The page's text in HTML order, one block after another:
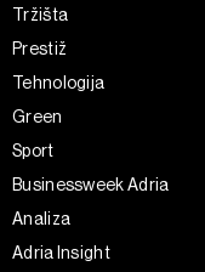
Tržišta
Prestiž
Tehnologija
Green
Sport
Businessweek Adria
Analiza
Adria Insight